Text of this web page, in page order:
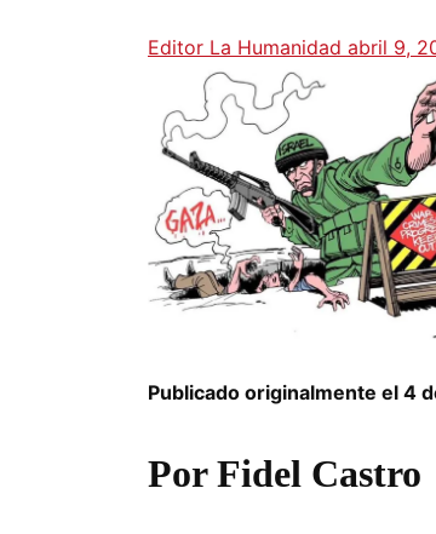
Editor La Humanidad abril 9,
Publicado originalmente el 4
Por Fidel Castro